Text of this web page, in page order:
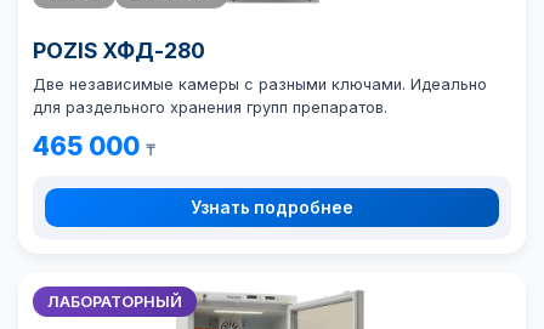
POZIS ХФД-280
Две независимые камеры с разными ключами. Идеально
для раздельного хранения групп препаратов.
465 000 ₸
Узнать подробнее
ЛАБОРАТОРНЫЙ